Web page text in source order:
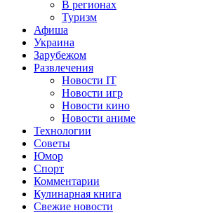
В регионах
Туризм
Афиша
Украина
Зарубежом
Развлечения
Новости IT
Новости игр
Новости кино
Новости аниме
Технологии
Советы
Юмор
Спорт
Комментарии
Кулинарная книга
Свежие новости